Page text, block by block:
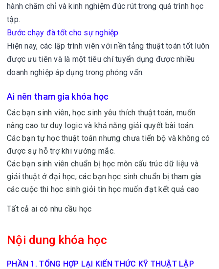
hành chăm chỉ và kinh nghiệm đúc rút trong quá trình học
tập.
Bước chạy đà tốt cho sự nghiệp
Hiện nay, các lập trình viên với nền tảng thuật toán tốt luôn
được ưu tiên và là một tiêu chí tuyển dụng được nhiều
doanh nghiệp áp dụng trong phỏng vấn.
Ai nên tham gia khóa học
Các bạn sinh viên, học sinh yêu thích thuật toán, muốn
nâng cao tư duy logic và khả năng giải quyết bài toán.
Các bạn tự học thuật toán nhưng chưa tiến bộ và không có
được sự hỗ trợ khi vướng mắc.
Các bạn sinh viên chuẩn bị học môn cấu trúc dữ liệu và
giải thuật ở đại học, các bạn học sinh chuẩn bị tham gia
các cuộc thi học sinh giỏi tin học muốn đạt kết quả cao
Tất cả ai có nhu cầu học
Nội dung khóa học
PHẦN 1. TỔNG HỢP LẠI KIẾN THỨC KỸ THUẬT LẬP